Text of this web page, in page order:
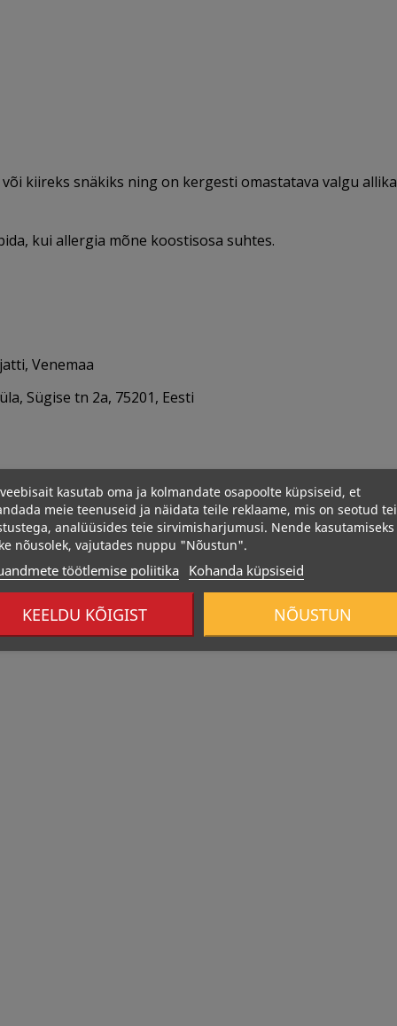
kiireks snäkiks ning on kergesti omastatava valgu
kui allergia mõne koostisosa suhtes.
Venemaa
Sügise tn 2a, 75201, Eesti
350 Kcal
kasutab oma ja kolmandate osapoolte küpsiseid, et
meie teenuseid ja näidata teile reklaame, mis on seotud
analüüsides teie sirvimisharjumusi. Nende kasutamiseks
nõusolek, vajutades nuppu "Nõustun".
töötlemise poliitika Kohanda küpsiseid
KEELDU KÕIGIST NÕUSTUN